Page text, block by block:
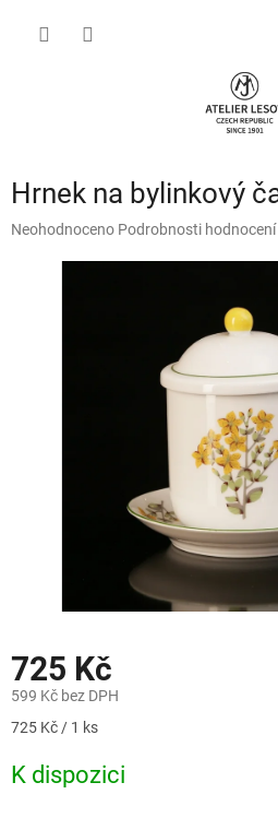
Hrnek na bylinkový
Průměrné
Neohodnoceno Podrobnosti hodnocení
725 Kč
599 Kč bez DPH
Měrná
725 Kč / 1 ks
K dispozici